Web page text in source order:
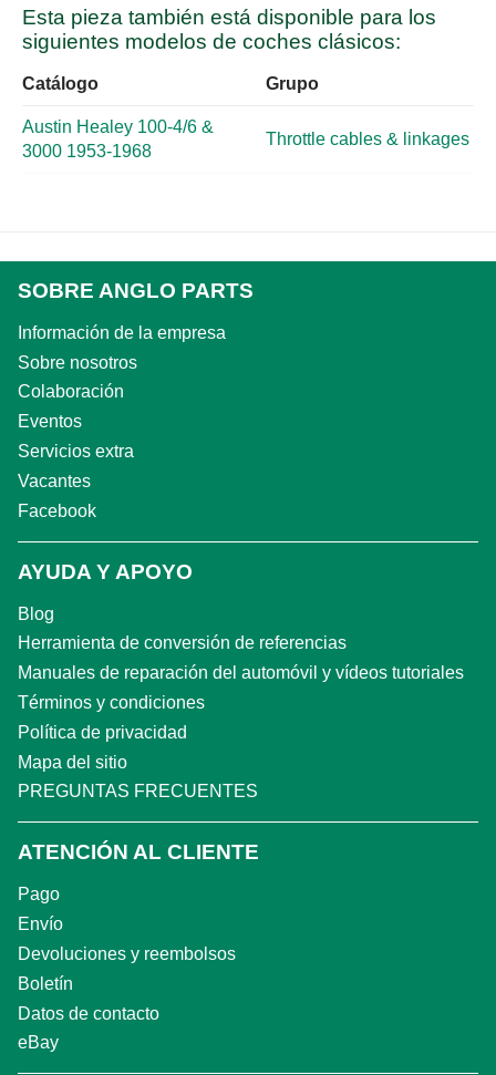
Esta pieza también está disponible para los
siguientes modelos de coches clásicos:
Catálogo Grupo
Austin Healey 100-4/6 &
3000 1953-1968
Throttle cables & linkages
SOBRE ANGLO PARTS
Información de la empresa
Sobre nosotros
Colaboración
Eventos
Servicios extra
Vacantes
Facebook
AYUDA Y APOYO
Blog
Herramienta de conversión de referencias
Manuales de reparación del automóvil y vídeos tutoriales
Términos y condiciones
Política de privacidad
Mapa del sitio
PREGUNTAS FRECUENTES
ATENCIÓN AL CLIENTE
Pago
Envío
Devoluciones y reembolsos
Boletín
Datos de contacto
eBay